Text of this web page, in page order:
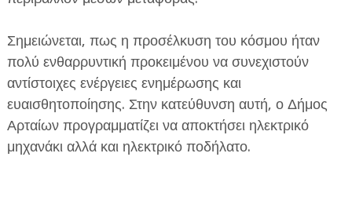
ΕΦΗΜΕΡΙΔΑ Η ΠΑΡΓΑ
ΠΛΗΡΟΦΟΡΙΕΣ
Σημειώνεται, πως η προσέλκυση του κόσμου ήταν
πολύ ενθαρρυντική προκειμένου να συνεχιστούν
αντίστοιχες ενέργειες ενημέρωσης και
ευαισθητοποίησης. Στην κατεύθυνση αυτή, ο Δήμος
Αρταίων προγραμματίζει να αποκτήσει ηλεκτρικό
μηχανάκι αλλά και ηλεκτρικό ποδήλατο.